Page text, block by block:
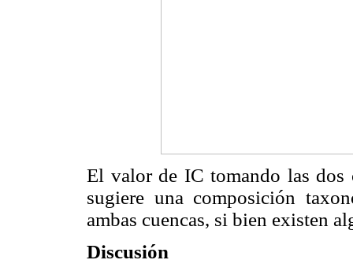
El valor de IC tomando las dos
sugiere una composición
ambas cuencas, si bien existen
Discusión